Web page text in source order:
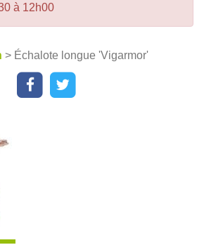
à 12h00
> Échalote longue 'Vigarmor'